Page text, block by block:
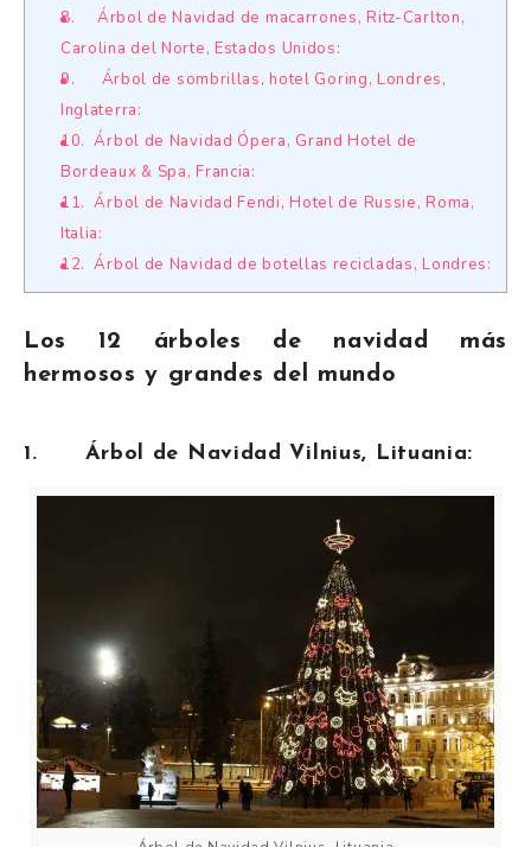
8. Árbol de Navidad de macarrones, Ritz-Carlton,
Carolina del Norte, Estados Unidos:
9. Árbol de sombrillas, hotel Goring, Londres,
Inglaterra:
10. Árbol de Navidad Ópera, Grand Hotel de
Bordeaux & Spa, Francia:
11. Árbol de Navidad Fendi, Hotel de Russie, Roma,
Italia:
12. Árbol de Navidad de botellas recicladas, Londres:
Los 12 árboles de navidad más
hermosos y grandes del mundo
1. Árbol de Navidad Vilnius, Lituania: